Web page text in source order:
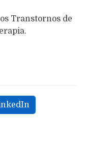
Transtornos de